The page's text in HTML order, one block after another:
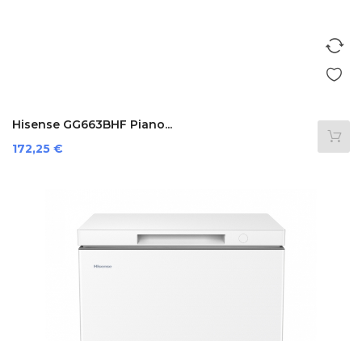
Hisense GG663BHF Piano...
Prezzo
172,25 €